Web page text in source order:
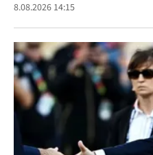
8.08.2026 14:15